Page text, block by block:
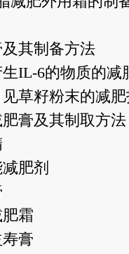
其制备方法
IL-6的物质的减
草籽粉末的减
膏及其制取方法
肥剂
霜
膏